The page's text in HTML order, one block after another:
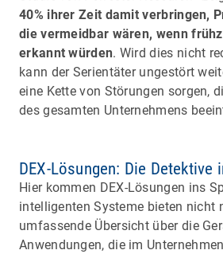
40% ihrer Zeit damit verbringen,
die vermeidbar wären, wenn
erkannt würden. Wird dies nicht
kann der Serientäter ungestört
eine Kette von Störungen sorgen,
des gesamten Unternehmens
DEX-Lösungen: Die Detektive
Hier kommen DEX-Lösungen ins
intelligenten Systeme bieten nicht
umfassende Übersicht über die
Anwendungen, die im